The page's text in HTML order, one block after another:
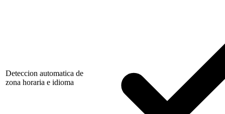
Deteccion automatica de
zona horaria e idioma